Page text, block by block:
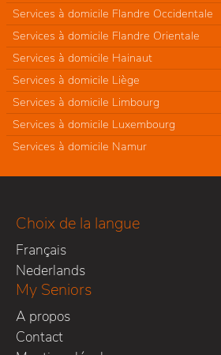
Services à domicile Flandre Occidentale
Services à domicile Flandre Orientale
Services à domicile Hainaut
Services à domicile Liège
Services à domicile Limbourg
Services à domicile Luxembourg
Services à domicile Namur
Choix de la langue
Français
Nederlands
My Seniors
A propos
Contact